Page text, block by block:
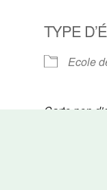
TYPE
Ecole
Carte non